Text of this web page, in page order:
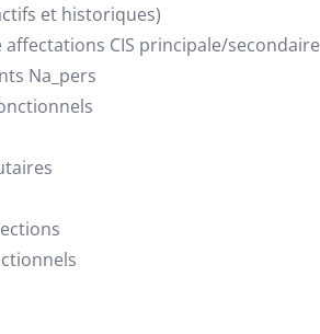
et historiques)
CIS principale/secondaire
Na_pers